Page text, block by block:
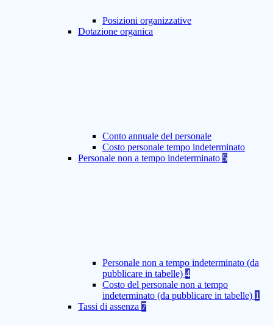
Posizioni organizzative
Dotazione organica
Conto annuale del personale
Costo personale tempo indeterminato
Personale non a tempo indeterminato 5
Personale non a tempo indeterminato (da
pubblicare in tabelle) 4
Costo del personale non a tempo
indeterminato (da pubblicare in tabelle) 1
Tassi di assenza 7